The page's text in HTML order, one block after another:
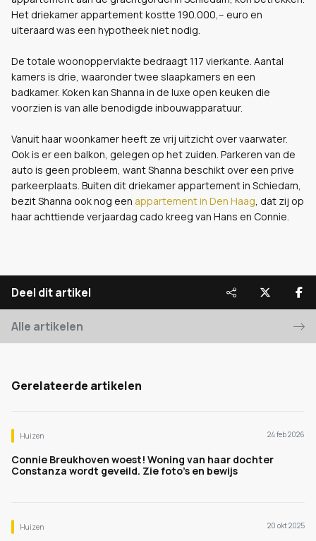
Het driekamer appartement kostte 190.000,-- euro en
uiteraard was een hypotheek niet nodig.
De totale woonoppervlakte bedraagt 117 vierkante. Aantal
kamers is drie, waaronder twee slaapkamers en een
badkamer. Koken kan Shanna in de luxe open keuken die
voorzien is van alle benodigde inbouwapparatuur.
Vanuit haar woonkamer heeft ze vrij uitzicht over vaarwater.
Ook is er een balkon, gelegen op het zuiden. Parkeren van de
auto is geen probleem, want Shanna beschikt over een prive
parkeerplaats. Buiten dit driekamer appartement in Schiedam,
bezit Shanna ook nog een appartement in Den Haag, dat zij op
haar achttiende verjaardag cado kreeg van Hans en Connie.
Deel dit artikel
Alle artikelen
Gerelateerde artikelen
Huizen 24 feb 2026
Connie Breukhoven woest! Woning van haar dochter
Constanza wordt geveild. Zie foto's en bewijs
Huizen 20 okt 2025